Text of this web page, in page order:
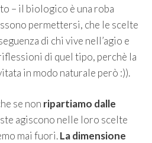
– il biologico è una roba
permettersi, che le scelte
di chi vive nell’agio e
di quel tipo, perchè la
in modo naturale però :)).
se non ripartiamo dalle
agiscono nelle loro scelte
mai fuori.La dimensione